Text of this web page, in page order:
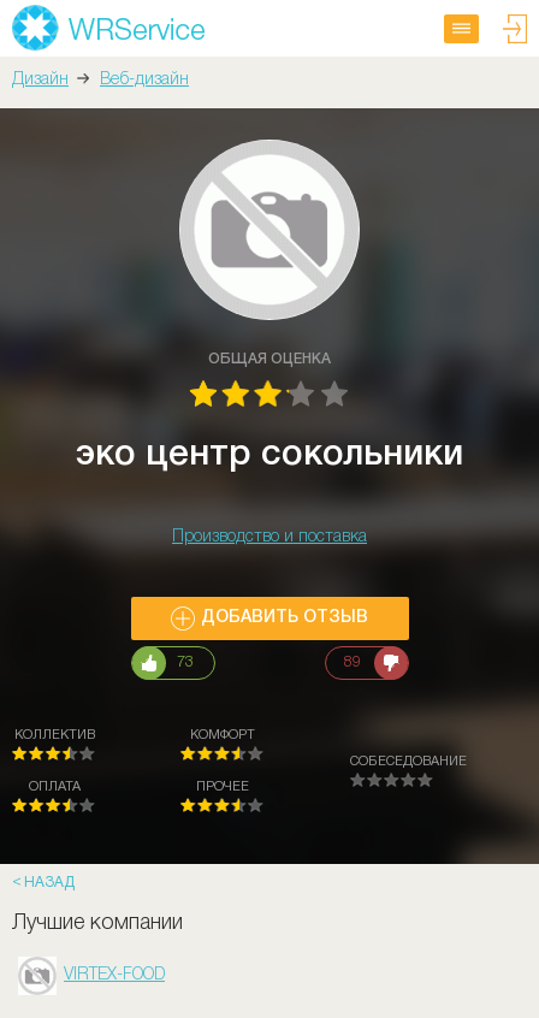
Дизайн Веб-дизайн
ОБЩАЯ ОЦЕНКА
эко центр сокольники
Производство и поставка
ДОБАВИТЬ ОТЗЫВ
73 89
КОЛЛЕКТИВ
ОПЛАТА
КОМФОРТ
ПРОЧЕЕ
СОБЕСЕДОВАНИЕ
НАЗАД
Лучшие компании
VIRTEX-FOOD